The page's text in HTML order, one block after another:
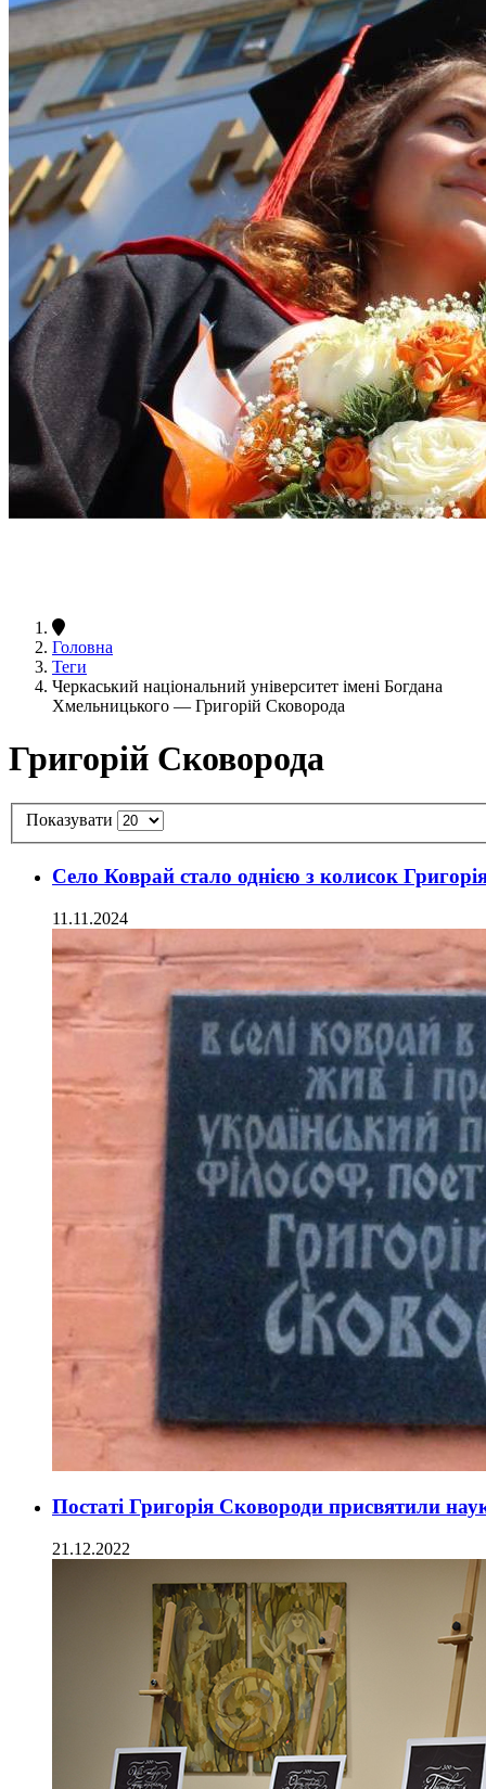
Головна
Теги
Черкаський національний університет імені Богдана
Хмельницького — Григорій Сковорода
Григорій Сковорода
Показувати
Село Коврай стало однією з колисок
11.11.2024
Постаті Григорія Сковороди присвятили
21.12.2022